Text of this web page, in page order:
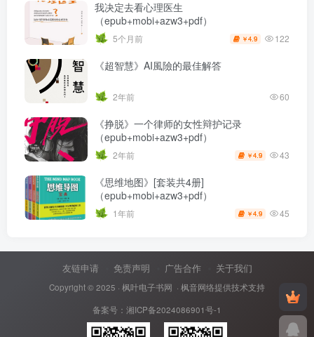
我决定去看心理医生
（epub+mobi+azw3+pdf）
5个月前 ￥4.9 122
《超智慧》AI風險的最佳解答
2年前 60
《挣脱》一个律师的女性辩护记录
（epub+mobi+azw3+pdf）
2年前 ￥4.9 43
《思维地图》[套装共4册]
（epub+mobi+azw3+pdf）
1年前 ￥4.9 45
友链申请 免责声明 广告合作 关于我们
Copyright © 2025 · 枫叶电子书网 · 枫音网络提供技术支持
备案号： 湘ICP备2024086901号-1